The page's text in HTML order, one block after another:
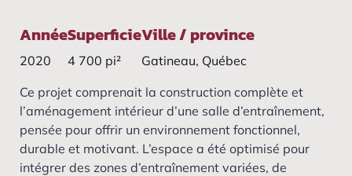
Année
2020
Superficie
4 700 pi²
Ville / province
Gatineau, Québec
Ce projet comprenait la construction complète et
l’aménagement intérieur d’une salle d’entraînement,
pensée pour offrir un environnement fonctionnel,
durable et motivant. L’espace a été optimisé pour
intégrer des zones d’entraînement variées, de